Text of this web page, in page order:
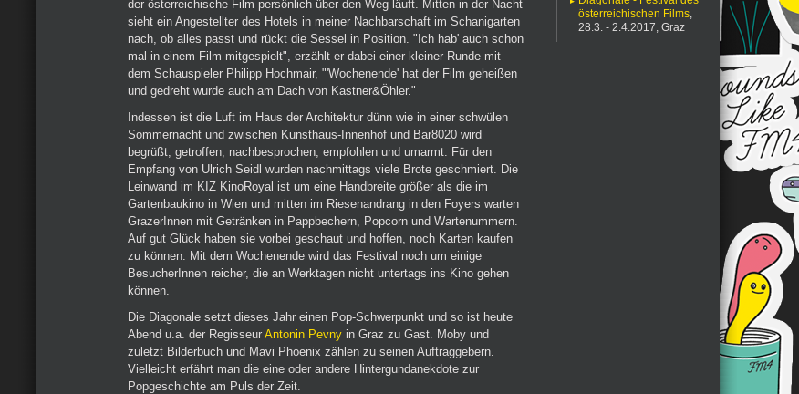
österreichischen Films,
28.3. - 2.4.2017, Graz
der österreichische Film persönlich über den Weg läuft. Mitten in der Nacht
sieht ein Angestellter des Hotels in meiner Nachbarschaft im Schanigarten
nach, ob alles passt und rückt die Sessel in Position. "Ich hab' auch schon
mal in einem Film mitgespielt", erzählt er dabei einer kleiner Runde mit
dem Schauspieler Philipp Hochmair, "'Wochenende' hat der Film geheißen
und gedreht wurde auch am Dach von Kastner&Öhler."
Indessen ist die Luft im Haus der Architektur dünn wie in einer schwülen
Sommernacht und zwischen Kunsthaus-Innenhof und Bar8020 wird
begrüßt, getroffen, nachbesprochen, empfohlen und umarmt. Für den
Empfang von Ulrich Seidl wurden nachmittags viele Brote geschmiert. Die
Leinwand im KIZ KinoRoyal ist um eine Handbreite größer als die im
Gartenbaukino in Wien und mitten im Riesenandrang in den Foyers warten
GrazerInnen mit Getränken in Pappbechern, Popcorn und Wartenummern.
Auf gut Glück haben sie vorbei geschaut und hoffen, noch Karten kaufen
zu können. Mit dem Wochenende wird das Festival noch um einige
BesucherInnen reicher, die an Werktagen nicht untertags ins Kino gehen
können.
Die Diagonale setzt dieses Jahr einen Pop-Schwerpunkt und so ist heute
Abend u.a. der Regisseur Antonin Pevny in Graz zu Gast. Moby und
zuletzt Bilderbuch und Mavi Phoenix zählen zu seinen Auftraggebern.
Vielleicht erfährt man die eine oder andere Hintergundanekdote zur
Popgeschichte am Puls der Zeit.